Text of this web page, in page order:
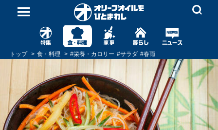
トップ 食・料理 #栄養・カロリー #サラダ #春雨